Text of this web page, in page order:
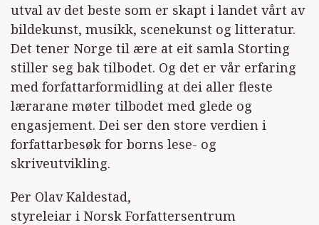
utval av det beste som er skapt i landet vårt av
bildekunst, musikk, scenekunst og litteratur.
Det tener Norge til ære at eit samla Storting
stiller seg bak tilbodet. Og det er vår erfaring
med forfattarformidling at dei aller fleste
lærarane møter tilbodet med glede og
engasjement. Dei ser den store verdien i
forfattarbesøk for borns lese- og
skriveutvikling.
Per Olav Kaldestad,
styreleiar i Norsk Forfattersentrum